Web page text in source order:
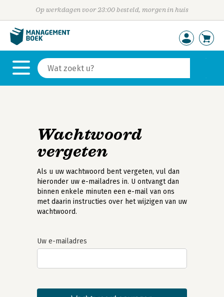
Op werkdagen voor 23:00 besteld, morgen in huis
Wachtwoord
vergeten
Als u uw wachtwoord bent vergeten, vul dan
hieronder uw e-mailadres in. U ontvangt dan
binnen enkele minuten een e-mail van ons
met daarin instructies over het wijzigen van uw
wachtwoord.
Uw e-mailadres